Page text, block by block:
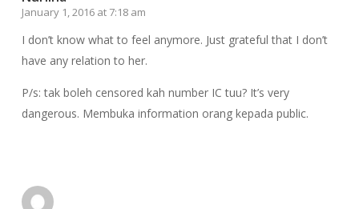
January 1, 2016 at 7:18 am
I don’t know what to feel anymore. Just grateful that I don’t
have any relation to her.
P/s: tak boleh censored kah number IC tuu? It’s very
dangerous. Membuka information orang kepada public.